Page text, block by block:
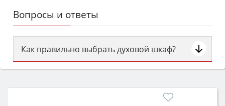
Вопросы и ответы
Как правильно выбрать духовой шкаф?
Сначала определитесь с типом (газовый или
затем смотрите на объём 50–70 л для семьи,